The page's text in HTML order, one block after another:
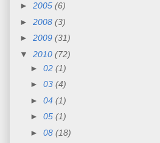
► 2005 (6)
► 2008 (3)
► 2009 (31)
▼ 2010 (72)
► 02 (1)
► 03 (4)
► 04 (1)
► 05 (1)
► 08 (18)